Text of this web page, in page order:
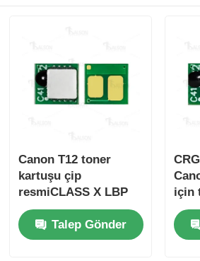
Canon T12 toner
kartuşu çip
resmiCLASS X LBP
1333C/MF1333C
Talep Gönder
için